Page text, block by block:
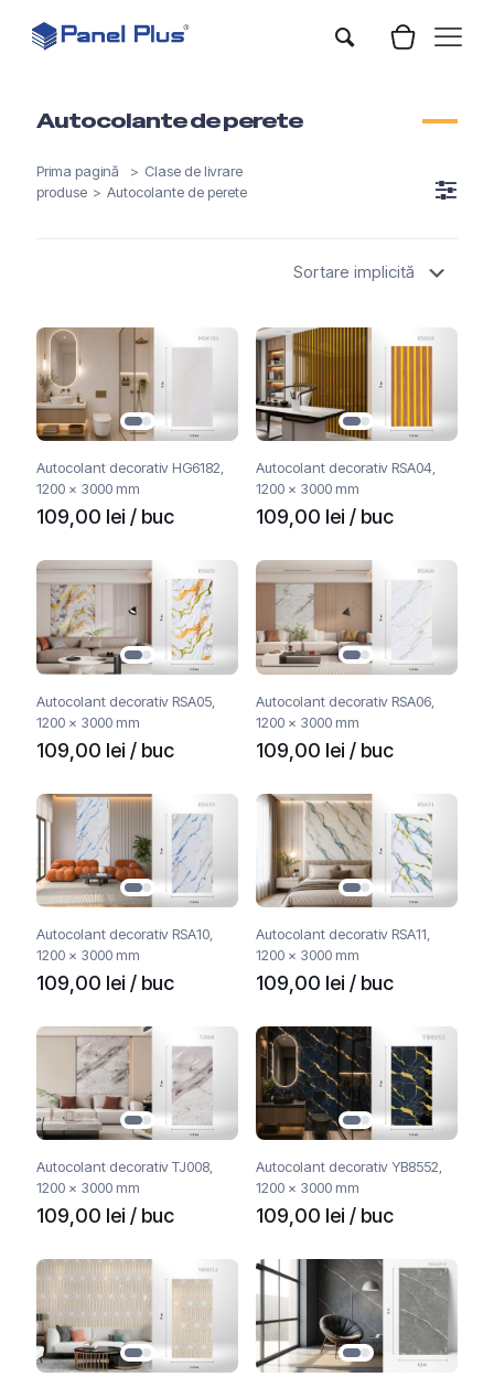
Autocolante de perete
Prima pagină > Clase de livrare
produse > Autocolante de perete
Autocolant decorativ HG6182,
1200 x 3000 mm
109,00 lei / buc
Autocolant decorativ RSA04,
1200 x 3000 mm
109,00 lei / buc
Autocolant decorativ RSA05,
1200 x 3000 mm
109,00 lei / buc
Autocolant decorativ RSA06,
1200 x 3000 mm
109,00 lei / buc
Autocolant decorativ RSA10,
1200 x 3000 mm
109,00 lei / buc
Autocolant decorativ RSA11,
1200 x 3000 mm
109,00 lei / buc
Autocolant decorativ TJ008,
1200 x 3000 mm
109,00 lei / buc
Autocolant decorativ YB8552,
1200 x 3000 mm
109,00 lei / buc